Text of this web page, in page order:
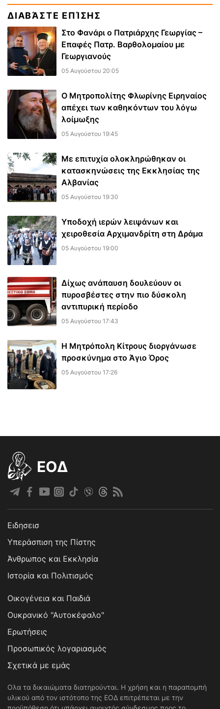
ΔΙΑΒΆΣΤΕ ΕΠΊΣΗΣ
Στο Φανάρι ο Πατριάρχης Γεωργίας –
Επαφές Πατρ. Βαρθολομαίου με
Γεωργιανούς
05 Αυγούστου 20:05
Ο Μητροπολίτης Φλωρίνης Ειρηναίος
απέχει των καθηκόντων του λόγω
λοίμωξης
05 Αυγούστου 19:45
Με επιτυχία ολοκληρώθηκαν οι
κατασκηνώσεις της Εκκλησίας της
Αλβανίας
05 Αυγούστου 19:30
Υποδοχή ιερών λειψάνων και
χειροθεσία Αρχιμανδρίτη στη Δράμα
05 Αυγούστου 19:00
Δίχως ανάπαυση δουλεύουν οι
πυροσβέστες στην πιο δύσκολη
αντιπυρική περίοδο
05 Αυγούστου 17:43
Η Μητρόπολη Κίτρους διοργάνωσε
προσκύνημα στο Άγιο Όρος
05 Αυγούστου 17:26
EOΔ
Ειδησεισ
Υπεράσπιση της Πίστης
Άνθρωπος και Εκκλησία
Ιστορία και Πολιτισμός
Οικογένεια και Παιδιά
Ουκρανικό "Αυτοκέφαλο"
Ερωτήσεις
Προσωπικός λογαριασμός
Σχετικά με εμάς
Ολα τα δικαιώματα διατηρούνται. Η χρήση και η παραπομπή
υλικού από τον ιστότοπο της ΕΟΔ επιτρέπεται με την